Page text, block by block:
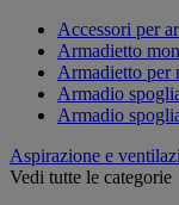
Accessori per
Armadietto
Armadietto per
Armadio
Armadio
Aspirazione e
Vedi tutte le categorie